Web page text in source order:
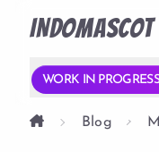
INDOMASCOT
WORK IN PROGRESS
Blog